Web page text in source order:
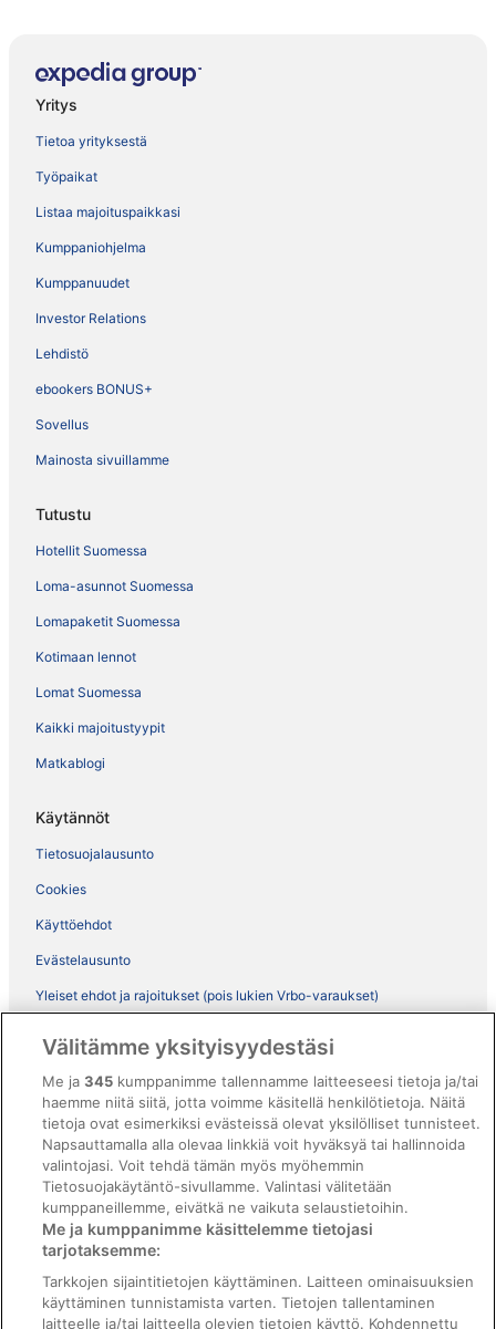
Yritys
Tietoa yrityksestä
Työpaikat
Listaa majoituspaikkasi
Kumppaniohjelma
Kumppanuudet
Investor Relations
Lehdistö
ebookers BONUS+
Sovellus
Mainosta sivuillamme
Tutustu
Hotellit Suomessa
Loma-asunnot Suomessa
Lomapaketit Suomessa
Kotimaan lennot
Lomat Suomessa
Kaikki majoitustyypit
Matkablogi
Käytännöt
Tietosuojalausunto
Cookies
Käyttöehdot
Evästelausunto
Yleiset ehdot ja rajoitukset (pois lukien Vrbo-varaukset)
ebookers BONUS+ -ohjelman ehdot
Oikeudelliset tiedot / ota meihin yhteyttä
Sisältövaatimukset ja ilmoituksen tekeminen sisällöstä
Tuki
Ota yhteyttä
Varauksen muuttaminen tai peruuttaminen
Välitämme yksityisyydestäsi
Me ja345 kumppanimme tallennamme laitteeseesi tietoja ja/tai
haemme niitä siitä, jotta voimme käsitellä henkilötietoja. Näitä
tietoja ovat esimerkiksi evästeissä olevat yksilölliset tunnisteet.
Napsauttamalla alla olevaa linkkiä voit hyväksyä tai hallinnoida
valintojasi. Voit tehdä tämän myös myöhemmin
Tietosuojakäytäntö-sivullamme. Valintasi välitetään
kumppaneillemme, eivätkä ne vaikuta selaustietoihin.
Me ja kumppanimme käsittelemme tietojasi
tarjotaksemme:
Tarkkojen sijaintitietojen käyttäminen. Laitteen ominaisuuksien
käyttäminen tunnistamista varten. Tietojen tallentaminen
laitteelle ja/tai laitteella olevien tietojen käyttö. Kohdennettu